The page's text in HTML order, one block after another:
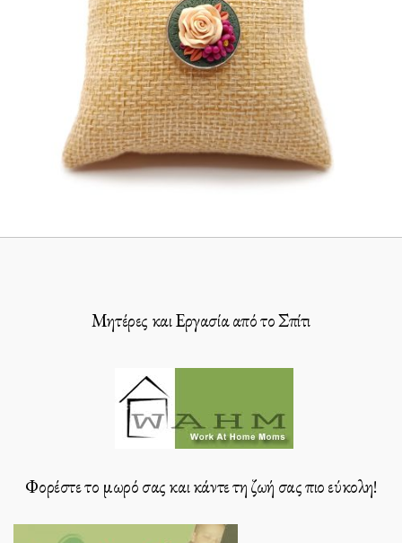
Μητέρες και Εργασία από το Σπίτι
Φορέστε το μωρό σας και κάντε τη ζωή σας πιο εύκολη!